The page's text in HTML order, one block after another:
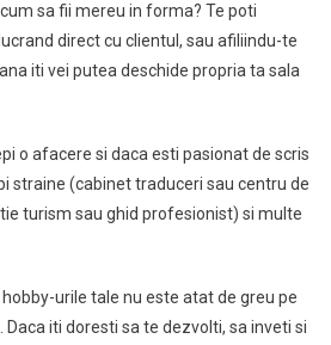
sa fii mereu in forma? Te poti
direct cu clientul, sau afiliindu-te
iti vei putea deschide propria ta sala
o afacere si daca esti pasionat de scris
straine (cabinet traduceri sau centru de
turism sau ghid profesionist) si multe
urile tale nu este atat de greu pe
iti doresti sa te dezvolti, sa inveti si